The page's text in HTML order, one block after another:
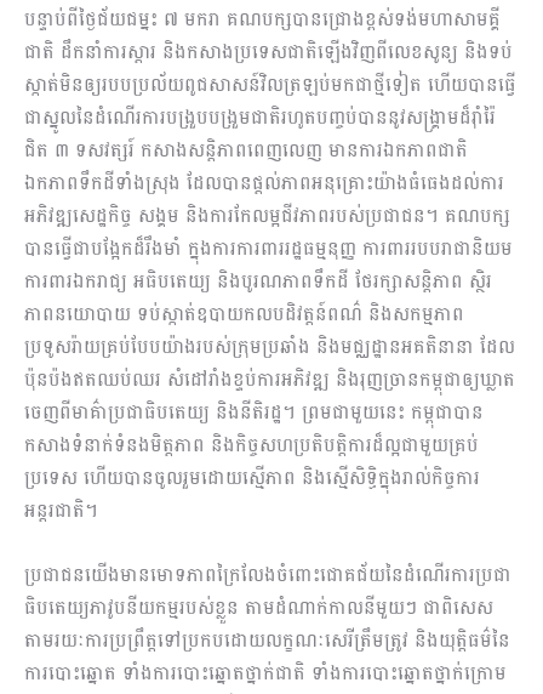
បន្ទាប់ពីថ្ងៃជ័យជម្នះ ៧ មករា គណបក្សបានជ្រោងខ្ពស់ទង់មហាសាមគ្គី
ជាតិ ដឹកនាំការស្តារ និងកសាងប្រទេសជាតិឡើងវិញពីលេខសូន្យ និងទប់
ស្កាត់មិនឲ្យរបបប្រល័យពូជសាសន៍វិលត្រឡប់មកជាថ្មីទៀត ហើយបានធ្វើ
ជាស្នូលនៃដំណើរការបង្រួបបង្រួមជាតិរហូតបញ្ចប់បាននូវសង្គ្រាមដ៏រ៉ាំរ៉ៃ
ជិត ៣ ទសវត្សរ៍ កសាងស​ន្តិភាពពេញលេញ មានការឯកភាពជាតិ
ឯកភាពទឹកដីទាំងស្រុង ដែលបានផ្តល់ភាពអនុគ្រោះយ៉ាងធំធេងដល់ការ
អភិវឌ្ឍសេដ្ឋកិច្ច សង្គម និងការកែលម្អជីវភាពរបស់ប្រជាជន។ គណបក្ស
បានធ្វើជាបង្អែកដ៏រឹងមាំ ក្នុងការការពាររដ្ឋធម្មនុញ្ញ ការពាររបបរាជានិយម
ការពារឯករាជ្យ អធិបតេយ្យ និងបូរណភាពទឹកដី ថែរក្សាសន្តិភាព ស្ថិរ
ភាពនយោបាយ ទប់ស្កាត់ឧបាយកលបដិវត្តន៍ពណ៌ និងសកម្មភាព
ប្រទូសរ៉ាយគ្រប់បែបយ៉ាងរបស់ក្រុមប្រឆាំង និងមជ្ឈដ្ឋានអគតិនានា ដែល
ប៉ុនប៉ងឥតឈប់ឈរ សំដៅរាំងខ្ទប់ការអភិវឌ្ឍ និងរុញច្រានកម្ពុជាឲ្យឃ្លាត
ចេញពីមាគ៌ាប្រជាធិបតេយ្យ និងនីតិរដ្ឋ។ ព្រមជាមួយនេះ កម្ពុជាបាន
កសាងទំនាក់ទំនងមិត្តភាព និងកិច្ចសហប្រតិបត្តិការដ៏ល្អជាមួយគ្រប់
ប្រទេស ហើយបានចូលរួមដោយស្មើភាព និងស្មើសិទ្ធិក្នុងរាល់កិច្ចការ
អន្តរជាតិ។
ប្រជាជនយើងមានមោទភាពក្រៃលែងចំពោះជោគជ័យនៃដំណើរការប្រជា
ធិបតេយ្យភាវូបនីយកម្មរបស់ខ្លួន តាមដំណាក់កាលនីមួយៗ ជាពិសេស
តាមរយៈការប្រព្រឹត្តទៅប្រកបដោយលក្ខណៈសេរីត្រឹមត្រូវ និងយុត្តិ​ធម៌នៃ
ការបោះឆ្នោត ទាំងការបោះឆ្នោតថ្នាក់ជាតិ ទាំងការបោះឆ្នោតថ្នាក់ក្រោម